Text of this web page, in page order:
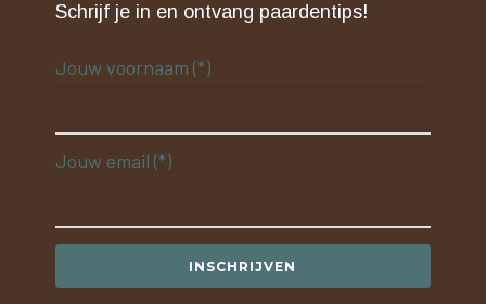
Schrijf je in en ontvang paardentips!
Jouw voornaam (*)
Jouw email (*)
INSCHRIJVEN